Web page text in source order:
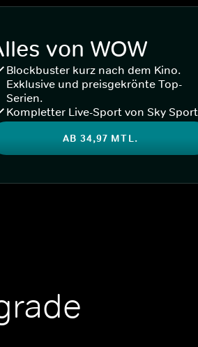
von WOW
Blockbuster kurz nach dem Kino.
Exklusive und preisgekrönte Top-
Serien.
Kompletter Live-Sport von Sky Sport
AB 34,97 MTL.